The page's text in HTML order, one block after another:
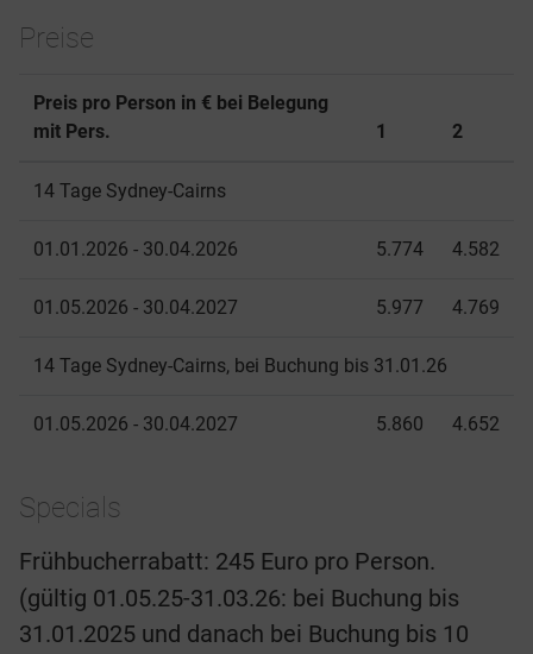
Preise
Preis pro Person in € bei Belegung
mit Pers.
1 2
14 Tage Sydney-Cairns
01.01.2026 - 30.04.2026 5.774 4.582
01.05.2026 - 30.04.2027 5.977 4.769
14 Tage Sydney-Cairns, bei Buchung bis 31.01.26
01.05.2026 - 30.04.2027 5.860 4.652
Specials
Frühbucherrabatt: 245 Euro pro Person.
(gültig 01.05.25-31.03.26: bei Buchung bis
31.01.2025 und danach bei Buchung bis 10